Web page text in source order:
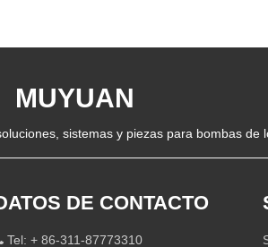
MUYUAN
sistemas y piezas para bombas de
DE CONTACTO
Tel: + 86-311-87773310